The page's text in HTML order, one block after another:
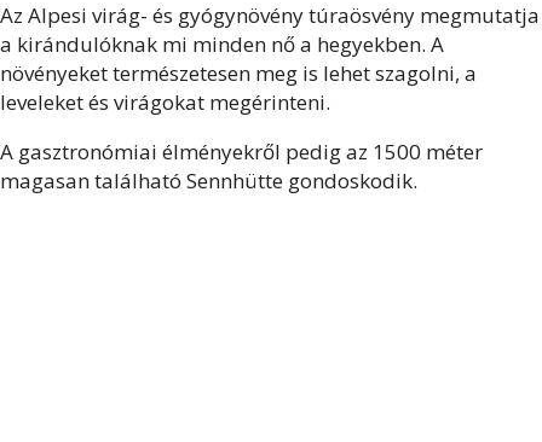
Az Alpesi virág- és gyógynövény túraösvény megmutatja
a kirándulóknak mi minden nő a hegyekben. A
növényeket természetesen meg is lehet szagolni, a
leveleket és virágokat megérinteni.
A gasztronómiai élményekről pedig az 1500 méter
magasan található Sennhütte gondoskodik.